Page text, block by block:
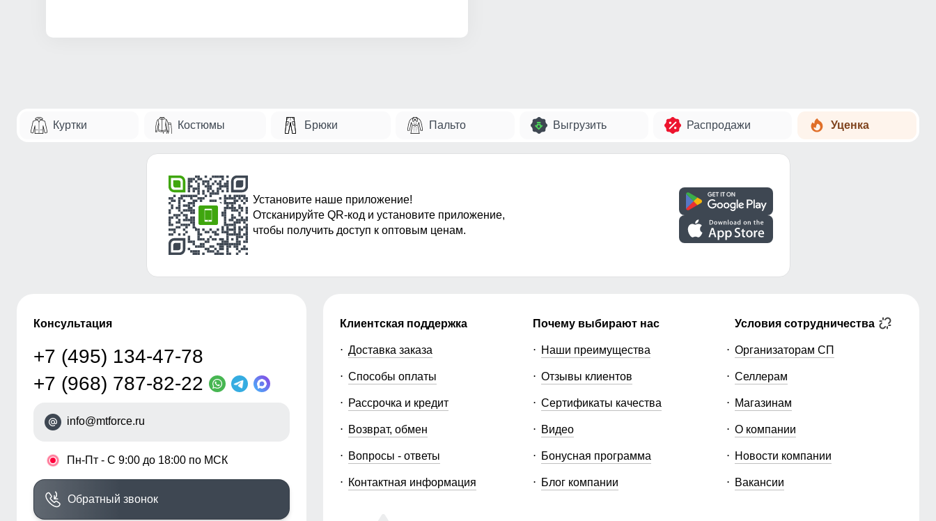
Куртки Костюмы Брюки Пальто Выгрузить Распродажи Уценка
Установите наше приложение!
Отсканируйте QR-код и установите приложение,
чтобы получить доступ к оптовым ценам.
Консультация
+7 (495) 134-47-78
+7 (968) 787-82-22
info@mtforce.ru
• Пн-Пт - С 9:00 до 18:00 по МСК
Обратный звонок
Клиентская поддержка
Доставка заказа
Способы оплаты
Рассрочка и кредит
Возврат, обмен
Вопросы - ответы
Контактная информация
Почему выбирают нас
Наши преимущества
Отзывы клиентов
Сертификаты качества
Видео
Бонусная программа
Блог компании
Условия сотрудничества
Организаторам СП
Селлерам
Магазинам
О компании
Новости компании
Вакансии